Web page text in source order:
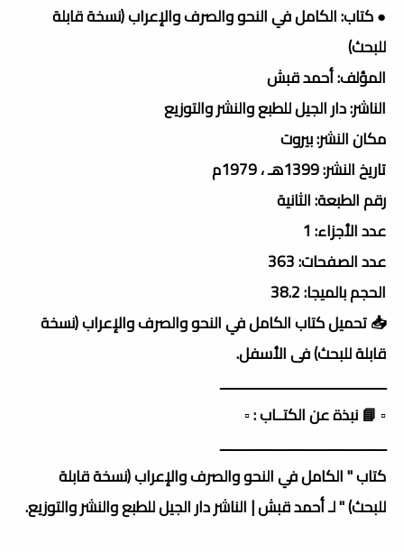
● كتاب: الكامل في النحو والصرف والإعراب (نسخة قابلة
للبحث)
المؤلف: أحمد قبش
الناشر: دار الجيل للطبع والنشر والتوزيع
مكان النشر: بيروت
تاريخ النشر: 1399هـ ، 1979م
رقم الطبعة: الثانية
عدد الأجزاء: 1
عدد الصفحات: 363
الحجم بالميجا: 38.2
📥 تحميل كتاب الكامل في النحو والصرف والإعراب (نسخة
قابلة للبحث) فى الأسفل.
ــــــــــــــــــــــــــــــــــــــــــــــ
▫️ 📘 نبذة عن الكتــاب : ▫️
ــــــــــــــــــــــــــــــــــــــــــــــ
كتاب " الكامل في النحو والصرف والإعراب (نسخة قابلة
للبحث) " لـ أحمد قبش | الناشر دار الجيل للطبع والنشر والتوزيع.